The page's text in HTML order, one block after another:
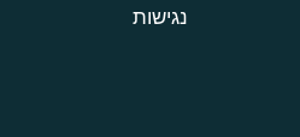
נגישות